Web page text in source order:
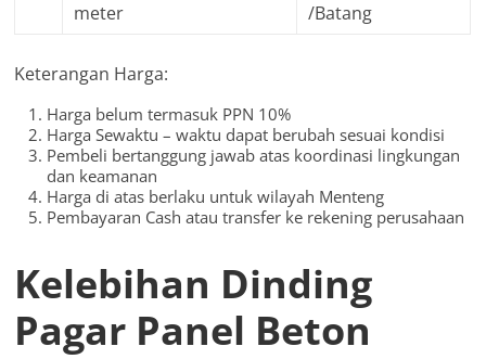
meter
/Batang
Keterangan Harga:
Harga belum termasuk PPN 10%
Harga Sewaktu – waktu dapat berubah sesuai kondisi
Pembeli bertanggung jawab atas koordinasi lingkungan
dan keamanan
Harga di atas berlaku untuk wilayah Menteng
Pembayaran Cash atau transfer ke rekening perusahaan
Kelebihan Dinding
Pagar Panel Beton